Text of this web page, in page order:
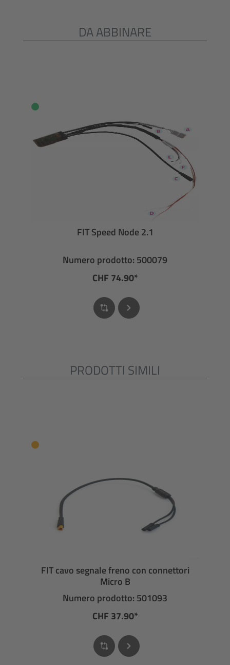
Salta la galleria dei prodotti
DA ABBINARE
FIT Speed Node 2.1
Numero prodotto: 500079
CHF 74.90*
Salta la galleria dei prodotti
PRODOTTI SIMILI
FIT cavo segnale freno con connettori
Micro B
Numero prodotto: 501093
CHF 37.90*